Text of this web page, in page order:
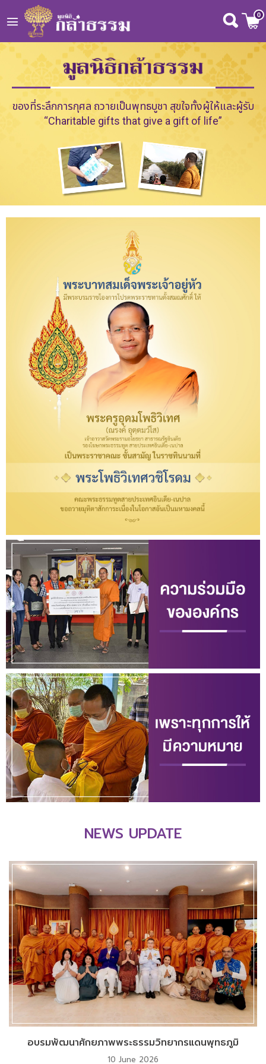
Wishlist( 0 )
หน้าหลัก
เกี่ยวกับเรา
ข่าวสารและกิจกรรม
0
ของที่ระลึกการกุศล ถวายเป็นพุทธบูชา สุขใจทั้งผู้ให้และผู้รับ
“Charitable gifts that give a gift of life”
NEWS UPDATE
อบรมพัฒนาศักยภาพพระธรรมวิทยากรแดนพุทธภูมิ
10 June 2026